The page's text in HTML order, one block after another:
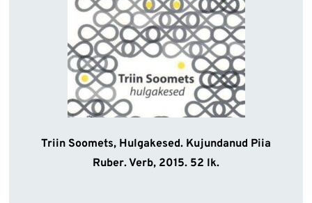
Triin Soomets, Hulgakesed. Kujundanud Piia
Ruber. Verb, 2015. 52 lk.